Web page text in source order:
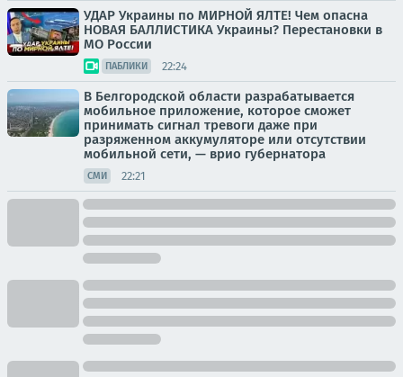
УДАР Украины по МИРНОЙ ЯЛТЕ! Чем опасна
НОВАЯ БАЛЛИСТИКА Украины? Перестановки в
МО России
ПАБЛИКИ 22:24
В Белгородской области разрабатывается
мобильное приложение, которое сможет
принимать сигнал тревоги даже при
разряженном аккумуляторе или отсутствии
мобильной сети, — врио губернатора
СМИ 22:21